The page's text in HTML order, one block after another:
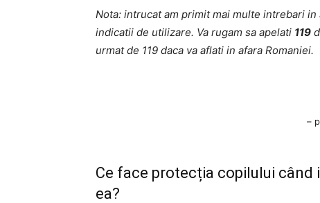
Nota: intrucat am primit mai multe intrebari
indicatii de utilizare. Va rugam sa apelati 119
urmat de 119 daca va aflati in afara Romaniei.
–
Ce face protecția copilului când
ea?